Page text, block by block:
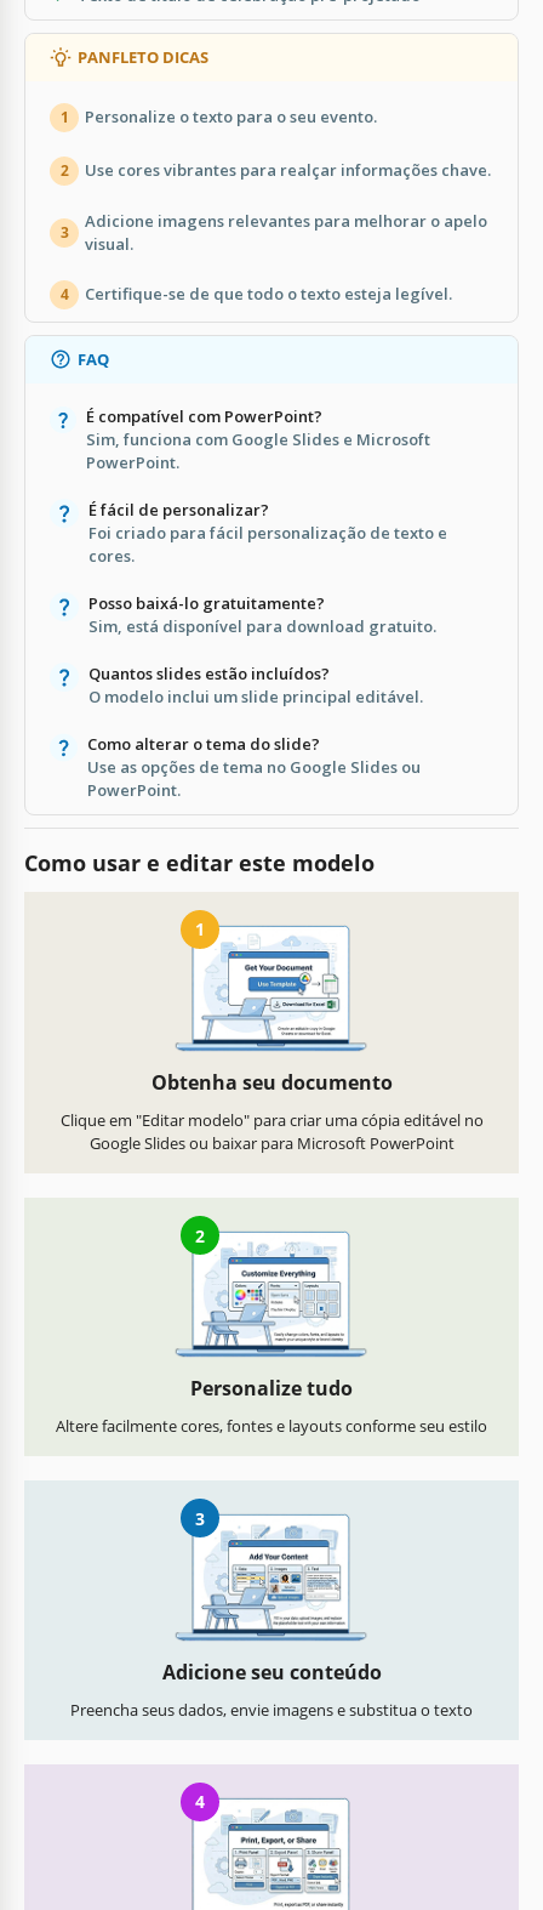
PANFLETO DICAS
1 Personalize o texto para o seu evento.
2 Use cores vibrantes para realçar informações chave.
3
Adicione imagens relevantes para melhorar o apelo
visual.
4 Certifique-se de que todo o texto esteja legível.
FAQ
É compatível com PowerPoint?
Sim, funciona com Google Slides e Microsoft
PowerPoint.
É fácil de personalizar?
Foi criado para fácil personalização de texto e
cores.
Posso baixá-lo gratuitamente?
Sim, está disponível para download gratuito.
Quantos slides estão incluídos?
O modelo inclui um slide principal editável.
Como alterar o tema do slide?
Use as opções de tema no Google Slides ou
PowerPoint.
Como usar e editar este modelo
1
Obtenha seu documento
Clique em "Editar modelo" para criar uma cópia editável no
Google Slides ou baixar para Microsoft PowerPoint
2
Personalize tudo
Altere facilmente cores, fontes e layouts conforme seu estilo
3
Adicione seu conteúdo
Preencha seus dados, envie imagens e substitua o texto
4